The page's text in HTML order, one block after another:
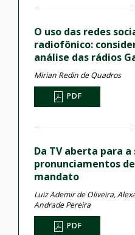
O uso das redes
radiofônico:
análise das rádios
Mirian Redin de Quadros
PDF
Da TV aberta para
pronunciamentos
mandato
Luiz Ademir de Oliveira,
Andrade Pereira
PDF